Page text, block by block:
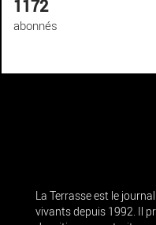
1172
abonnés
La Terrasse est le
vivants depuis 1992. Il